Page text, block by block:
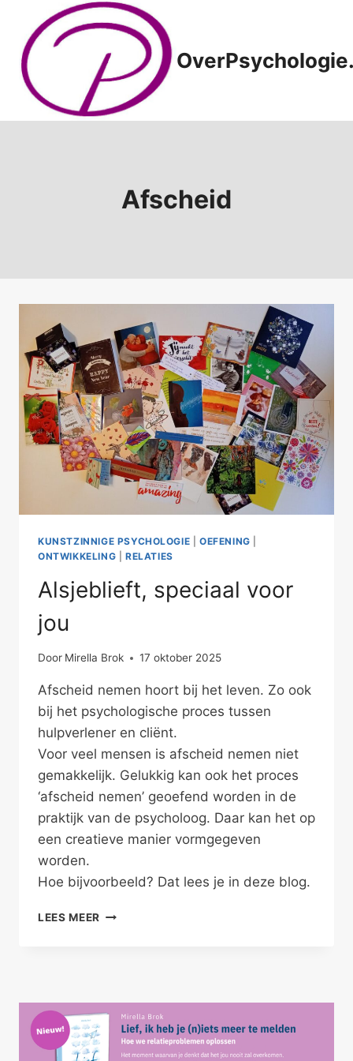
Doorgaan
inhoud
Afscheid
KUNSTZINNIGE PSYCHOLOGIE |OEFENING
ONTWIKKELING
RELATIES
Alsjeblieft, speciaal voor
jou
Door Mirella Brok 17 oktober 2025
Afscheid nemen hoort bij het leven. Zo ook
bij het psychologische proces tussen
hulpverlener en cliënt.
Voor veel mensen is afscheid nemen niet
gemakkelijk. Gelukkig kan ook het proces
‘afscheid nemen’ geoefend worden in de
praktijk van de psycholoog. Daar kan het op
een creatieve manier vormgegeven
worden.
Hoe bijvoorbeeld? Dat lees je in deze blog.
LEES MEER ALSJEBLIEFT,